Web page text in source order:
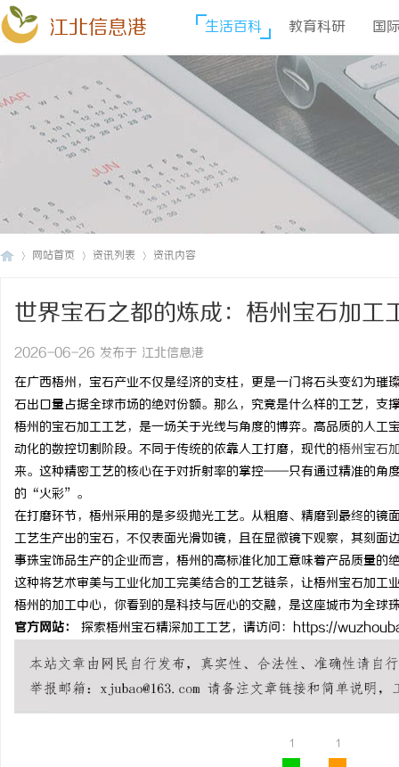
江北信息港 生活百科 教育科研 国
网站首页 资讯列表 资讯内容
世界宝石之都的炼成：梧州宝石加工
2026-06-26 发布于 江北信息港
在广西梧州，宝石产业不仅是经济的支柱，更是一门将石头变幻为
石出口量占据全球市场的绝对份额。那么，究竟是什么样的工艺，
梧州的宝石加工工艺，是一场关于光线与角度的博弈。高品质的人
动化的数控切割阶段。不同于传统的依靠人工打磨，现代的梧州宝石
来。这种精密工艺的核心在于对折射率的掌控——只有通过精准的角
的“火彩”。
在打磨环节，梧州采用的是多级抛光工艺。从粗磨、精磨到最终的
工艺生产出的宝石，不仅表面光滑如镜，且在显微镜下观察，其刻
事珠宝饰品生产的企业而言，梧州的高标准化加工意味着产品质量的
这种将艺术审美与工业化加工完美结合的工艺链条，让梧州宝石加
梧州的加工中心，你看到的是科技与匠心的交融，是这座城市为全球
官方网站：
探索梧州宝石精深加工工艺，请访问：https://
1 1